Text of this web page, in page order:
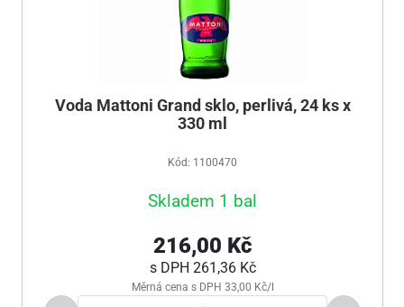
Voda Mattoni Grand sklo, perlivá, 24 ks x
330 ml
Kód: 1100470
Skladem 1 bal
216,00 Kč
s DPH 261,36 Kč
Měrná cena s DPH 33,00 Kč/l